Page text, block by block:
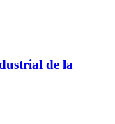
de la